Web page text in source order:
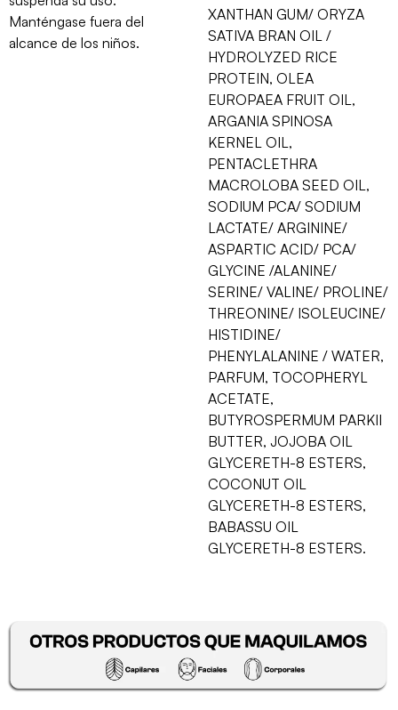
Manténgase fuera del
alcance de los niños.
XANTHAN GUM/ ORYZA
SATIVA BRAN OIL /
HYDROLYZED RICE
PROTEIN, OLEA
EUROPAEA FRUIT OIL,
ARGANIA SPINOSA
KERNEL OIL,
PENTACLETHRA
MACROLOBA SEED OIL,
SODIUM PCA/ SODIUM
LACTATE/ ARGININE/
ASPARTIC ACID/ PCA/
GLYCINE /ALANINE/
SERINE/ VALINE/ PROLINE/
THREONINE/ ISOLEUCINE/
HISTIDINE/
PHENYLALANINE / WATER,
PARFUM, TOCOPHERYL
ACETATE,
BUTYROSPERMUM PARKII
BUTTER, JOJOBA OIL
GLYCERETH-8 ESTERS,
COCONUT OIL
GLYCERETH-8 ESTERS,
BABASSU OIL
GLYCERETH-8 ESTERS.